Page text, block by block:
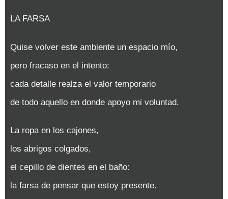
LA FARSA
Quise volver este ambiente un espacio mío,
pero fracaso en el intento:
cada detalle realza el valor temporario
de todo aquello en donde apoyo mi voluntad.
La ropa en los cajones,
los abrigos colgados,
el cepillo de dientes en el baño:
la farsa de pensar que estoy presente.